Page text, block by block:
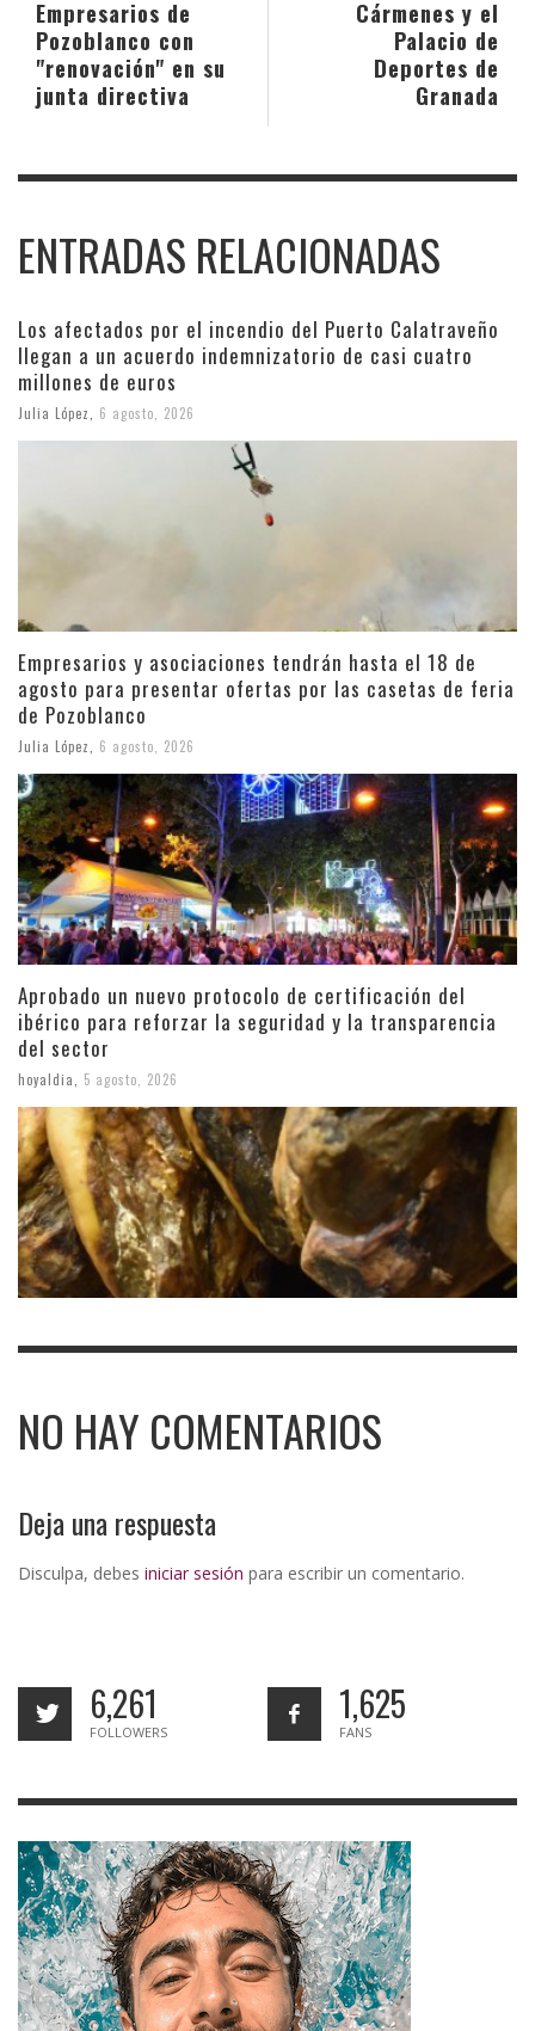
Cármenes y el
Palacio de
Deportes de
Granada
Empresarios de
Pozoblanco con
"renovación" en su
junta directiva
ENTRADAS RELACIONADAS
Los afectados por el incendio del Puerto Calatraveño
llegan a un acuerdo indemnizatorio de casi cuatro
millones de euros
Julia López 6 agosto, 2026
Empresarios y asociaciones tendrán hasta el 18 de
agosto para presentar ofertas por las casetas de feria
de Pozoblanco
Julia López 6 agosto, 2026
Aprobado un nuevo protocolo de certificación del
ibérico para reforzar la seguridad y la transparencia
del sector
hoyaldia 5 agosto, 2026
NO HAY COMENTARIOS
Deja una respuesta
Disculpa, debes iniciar sesión para escribir un comentario.
6,261
FOLLOWERS
1,625
FANS